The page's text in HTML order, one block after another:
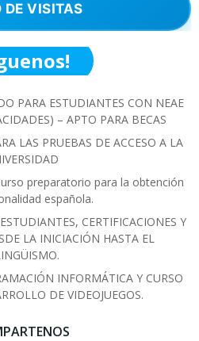
DE VISITAS
PARA ESTUDIANTES CON NEAE
– APTO PARA BECAS
LAS PRUEBAS DE ACCESO A LA
preparatorio para la obtención
española.
CERTIFICACIONES Y
LA INICIACIÓN HASTA EL
INFORMÁTICA Y CURSO
DE VIDEOJUEGOS.